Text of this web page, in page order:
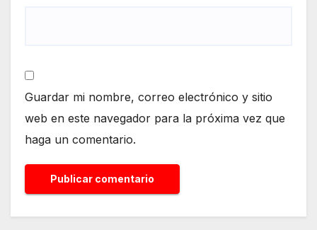
Guardar mi nombre, correo electrónico y sitio
web en este navegador para la próxima vez que
haga un comentario.